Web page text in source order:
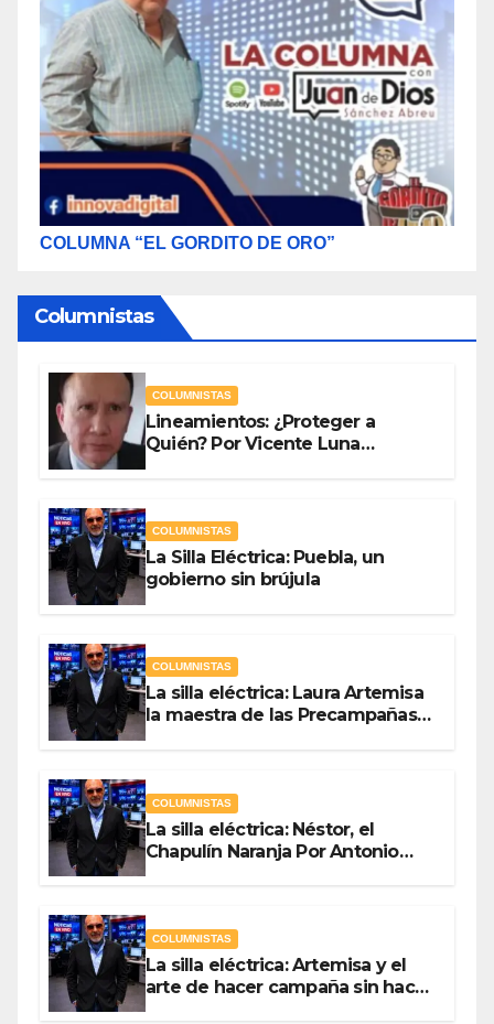
COLUMNA “EL GORDITO DE ORO”
Columnistas
COLUMNISTAS
Lineamientos: ¿Proteger a
Quién? Por Vicente Luna
COLUMNISTAS
La Silla Eléctrica: Puebla, un
gobierno sin brújula
COLUMNISTAS
La silla eléctrica: Laura Artemisa
la maestra de las Precampañas
COLUMNISTAS
La silla eléctrica: Néstor, el
Chapulín Naranja Por Antonio
COLUMNISTAS
La silla eléctrica: Artemisa y el
arte de hacer campaña sin hacer